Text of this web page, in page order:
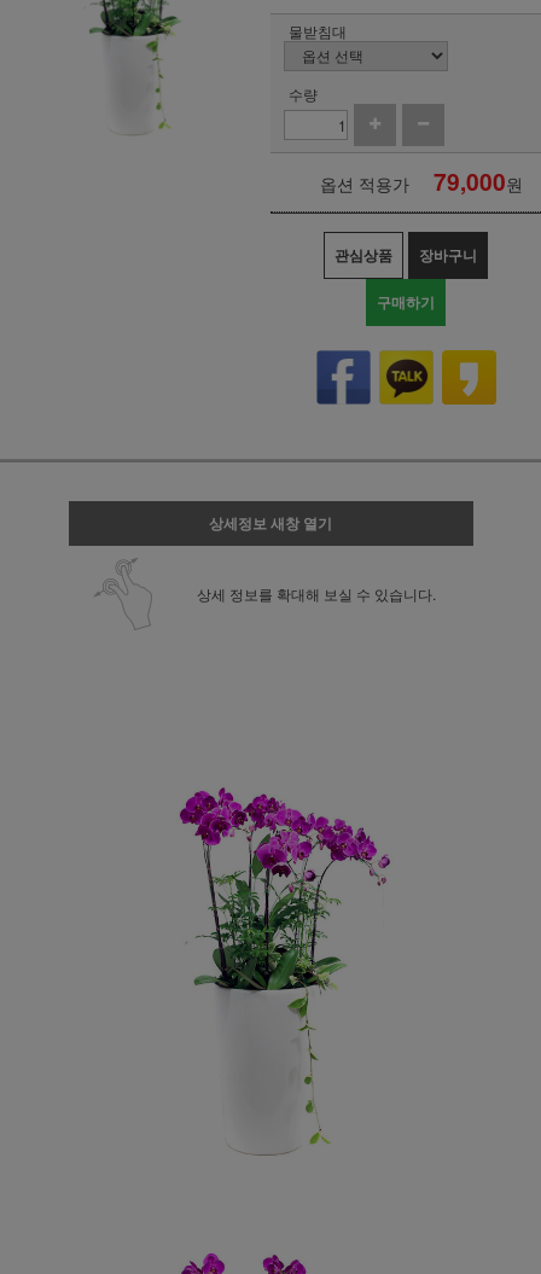
물받침대
수량
옵션 적용가 79,000원
관심상품 장바구니
구매하기
상세정보 새창 열기
상세 정보를 확대해 보실 수 있습니다.